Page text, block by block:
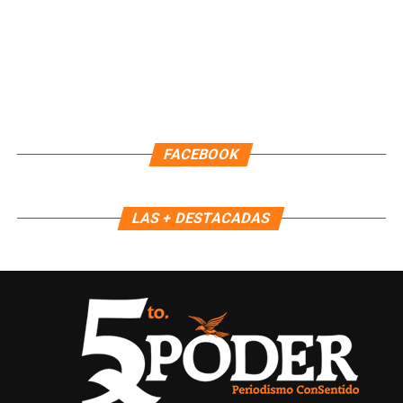
Recibe las noticias al instante
Únete al canal oficial de WhatsApp de
Quinto Podery recibe las noticias más
importantes de Quintana Roo directamente
FACEBOOK
LAS + DESTACADAS